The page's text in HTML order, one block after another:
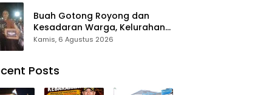
Buah Gotong Royong dan
Kesadaran Warga, Kelurahan
Patte’ne Menjadi Bintang
Kamis, 6 Agustus 2026
Posts